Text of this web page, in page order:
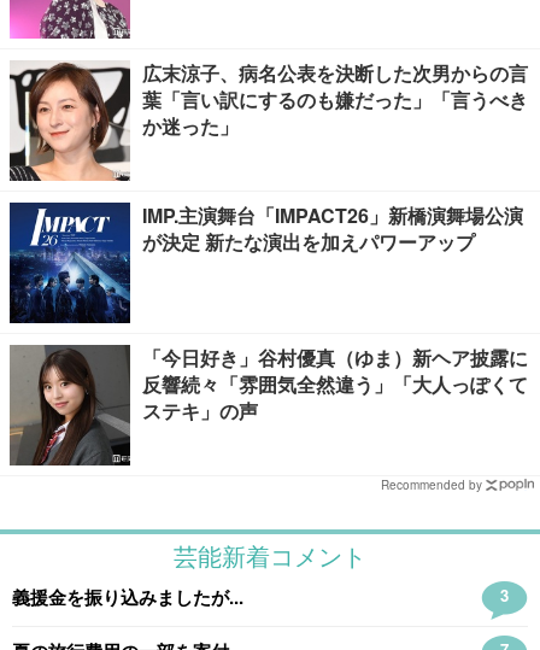
広末涼子、病名公表を決断した次男からの言
葉「言い訳にするのも嫌だった」「言うべき
か迷った」
IMP.主演舞台「IMPACT26」新橋演舞場公演
が決定 新たな演出を加えパワーアップ
「今日好き」谷村優真（ゆま）新ヘア披露に
反響続々「雰囲気全然違う」「大人っぽくて
ステキ」の声
Recommended by